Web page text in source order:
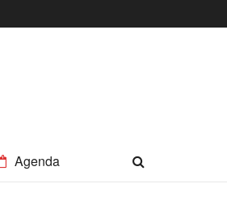
Agenda